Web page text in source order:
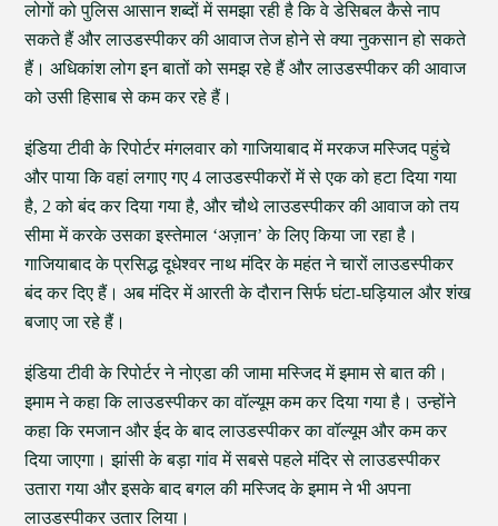
लोगों को पुलिस आसान शब्दों में समझा रही है कि वे डेसिबल कैसे नाप
सकते हैं और लाउडस्पीकर की आवाज तेज होने से क्या नुकसान हो सकते
हैं। अधिकांश लोग इन बातों को समझ रहे हैं और लाउडस्पीकर की आवाज
को उसी हिसाब से कम कर रहे हैं।
इंडिया टीवी के रिपोर्टर मंगलवार को गाजियाबाद में मरकज मस्जिद पहुंचे
और पाया कि वहां लगाए गए 4 लाउडस्पीकरों में से एक को हटा दिया गया
है, 2 को बंद कर दिया गया है, और चौथे लाउडस्पीकर की आवाज को तय
सीमा में करके उसका इस्तेमाल ‘अज़ान’ के लिए किया जा रहा है।
गाजियाबाद के प्रसिद्ध दूधेश्वर नाथ मंदिर के महंत ने चारों लाउडस्पीकर
बंद कर दिए हैं। अब मंदिर में आरती के दौरान सिर्फ घंटा-घड़ियाल और शंख
बजाए जा रहे हैं।
इंडिया टीवी के रिपोर्टर ने नोएडा की जामा मस्जिद में इमाम से बात की।
इमाम ने कहा कि लाउडस्पीकर का वॉल्यूम कम कर दिया गया है। उन्होंने
कहा कि रमजान और ईद के बाद लाउडस्पीकर का वॉल्यूम और कम कर
दिया जाएगा। झांसी के बड़ा गांव में सबसे पहले मंदिर से लाउडस्पीकर
उतारा गया और इसके बाद बगल की मस्जिद के इमाम ने भी अपना
लाउडस्पीकर उतार लिया।